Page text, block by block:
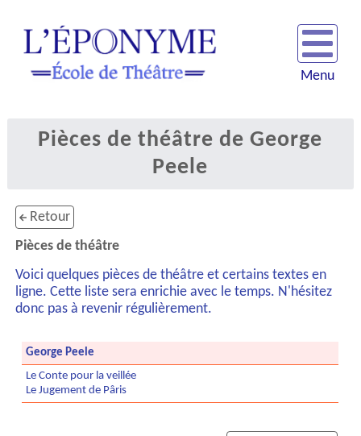
Menu
Pièces de théâtre de George
Peele
Retour
Pièces de théâtre
Voici quelques pièces de théâtre et certains textes en
ligne. Cette liste sera enrichie avec le temps. N'hésitez
donc pas à revenir régulièrement.
George Peele
Le Conte pour la veillée
Le Jugement de Pâris